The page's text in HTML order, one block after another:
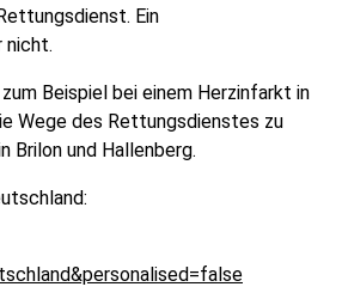
Ein
nicht.
Beispiel bei einem Herzinfarkt in
Wege des Rettungsdienstes zu
Brilon und Hallenberg.